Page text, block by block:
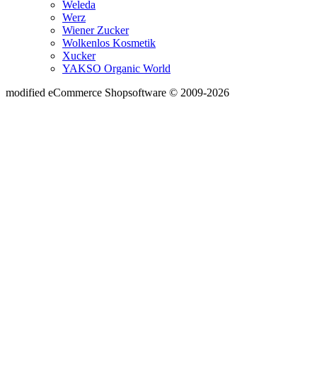
Weleda
Werz
Wiener Zucker
Wolkenlos Kosmetik
Xucker
YAKSO Organic World
modified eCommerce Shopsoftware © 2009-2026